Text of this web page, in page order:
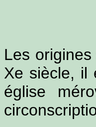
Les
Xe siècle, il
église